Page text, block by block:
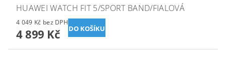
HUAWEI WATCH FIT 5/SPORT BAND/FIALOVÁ
4 049 Kč bez DPH
4 899 Kč